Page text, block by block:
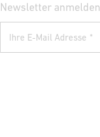
Newsletter anmelden
Ihre E-Mail Adresse